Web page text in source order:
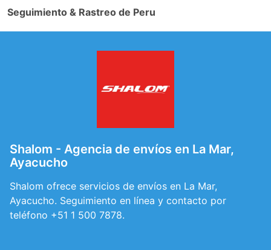
Seguimiento & Rastreo de Peru
Shalom - Agencia de envíos en La Mar,
Ayacucho
Shalom ofrece servicios de envíos en La Mar,
Ayacucho. Seguimiento en línea y contacto por
teléfono +51 1 500 7878.